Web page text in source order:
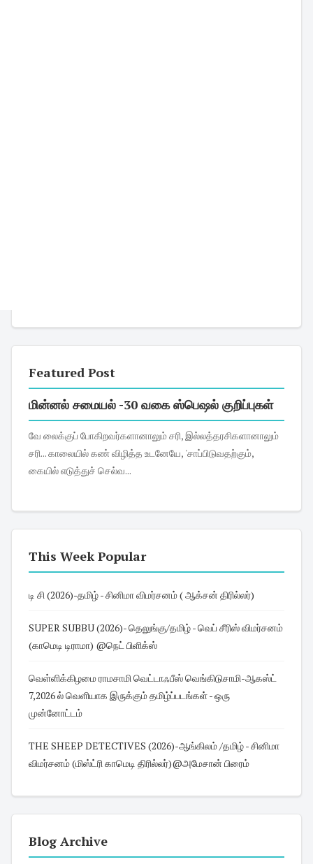
Featured Post
மின்னல் சமையல் -30 வகை ஸ்பெஷல் குறிப்புகள்
வே லைக்குப் போகிறவர்களானாலும் சரி, இல்லத்தரசிகளானாலும்
சரி... காலையில் கண் விழித்த உடனேயே, 'சாப்பிடுவதற்கும்,
கையில் எடுத்துச் செல்வ...
This Week Popular
டி சி (2026)-தமிழ் - சினிமா விமர்சனம் ( ஆக்சன் திரில்லர்)
SUPER SUBBU (2026)- தெலுங்கு/தமிழ் - வெப் சீரிஸ் விமர்சனம்
(காமெடி டிராமா) @நெட் பிளிக்ஸ்
வெள்ளிக்கிழமை ராமசாமி வெட்டாஃபீஸ் வெங்கிடுசாமி-ஆகஸ்ட்
7,2026 ல் வெளியாக இருக்கும் தமிழ்ப்படங்கள் - ஒரு
முன்னோட்டம்
THE SHEEP DETECTIVES (2026)-ஆங்கிலம் /தமிழ் - சினிமா
விமர்சனம் (மிஸ்ட்ரி காமெடி திரில்லர்)@அமேசான் பிரைம்
Blog Archive